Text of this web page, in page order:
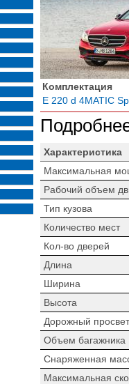
Комплектация
E 220 d 4MATIC
Характеристика
Максимальная
Рабочий объем
Тип кузова
Количество мест
Кол-во дверей
Длина
Ширина
Высота
Дорожный просвет
Объем багажника
Снаряженная
Максимальная